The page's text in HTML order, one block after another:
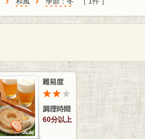
60分以上